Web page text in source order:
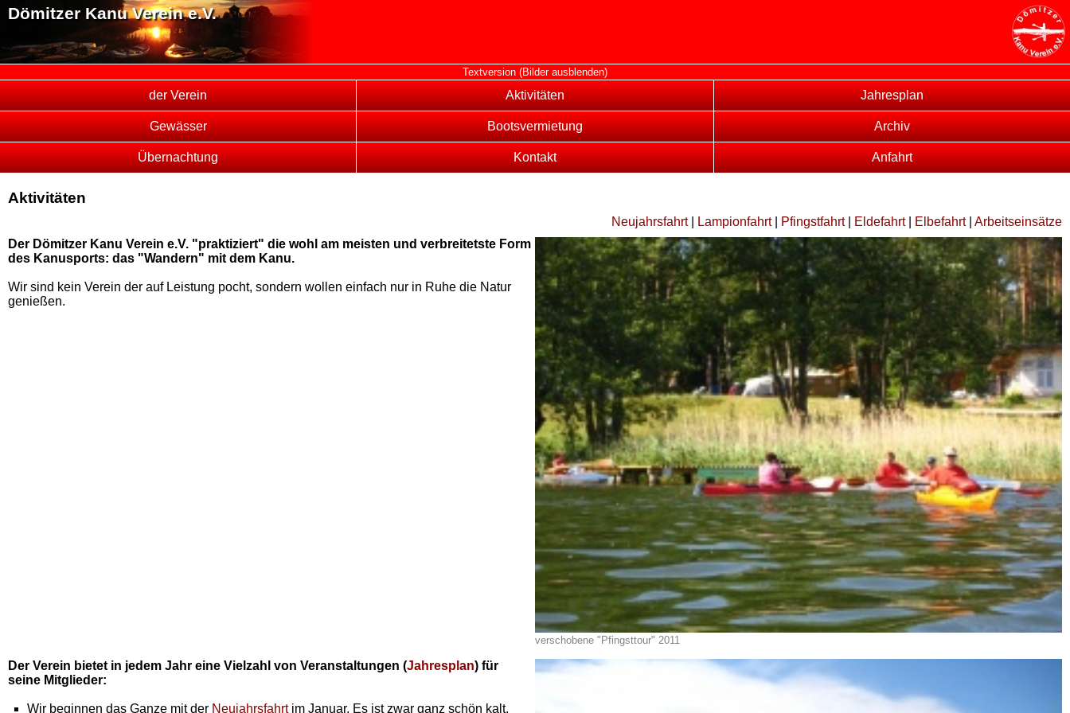
Dömitzer Kanu Verein e.V.
Textversion (Bilder ausblenden)
der Verein Aktivitäten Jahresplan
Gewässer Bootsvermietung Archiv
Übernachtung Kontakt Anfahrt
Aktivitäten
Neujahrsfahrt| Lampionfahrt| Pfingstfahrt| Eldefahrt| Elbefahrt| Arbeitseinsätze
verschobene "Pfingsttour" 2011
Der Dömitzer Kanu Verein e.V. "praktiziert" die wohl am meisten und verbreitetste Form
des Kanusports: das "Wandern" mit dem Kanu.
Wir sind kein Verein der auf Leistung pocht, sondern wollen einfach nur in Ruhe die Natur
genießen.
Der Verein bietet in jedem Jahr eine Vielzahl von Veranstaltungen (Jahresplan) für
seine Mitglieder:
Wir beginnen das Ganze mit der Neujahrsfahrtim Januar. Es ist zwar ganz schön kalt,